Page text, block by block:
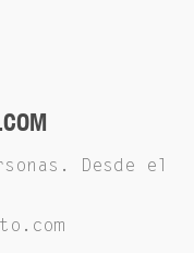
Desde el